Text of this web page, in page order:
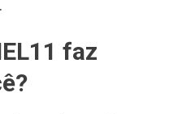
faz